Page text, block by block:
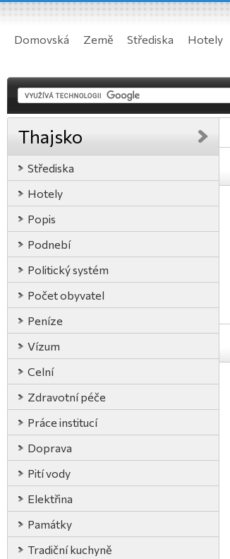
Domovská Země Střediska Hotely
Thajsko
Střediska
Hotely
Popis
Podnebí
Politický systém
Počet obyvatel
Peníze
Vízum
Celní
Zdravotní péče
Práce institucí
Doprava
Pití vody
Elektřina
Památky
Tradiční kuchyně